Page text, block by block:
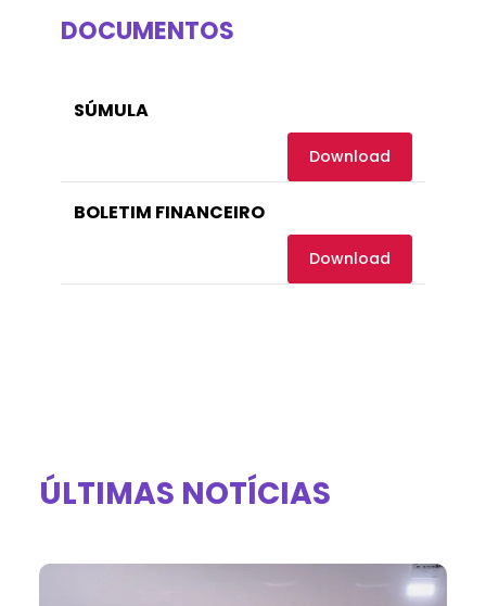
DOCUMENTOS
SÚMULA
Download
BOLETIM FINANCEIRO
Download
ÚLTIMAS NOTÍCIAS